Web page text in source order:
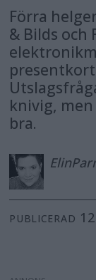
Förra
& Bilds och
knivig,
bra.
Elin
PUBLICERAD